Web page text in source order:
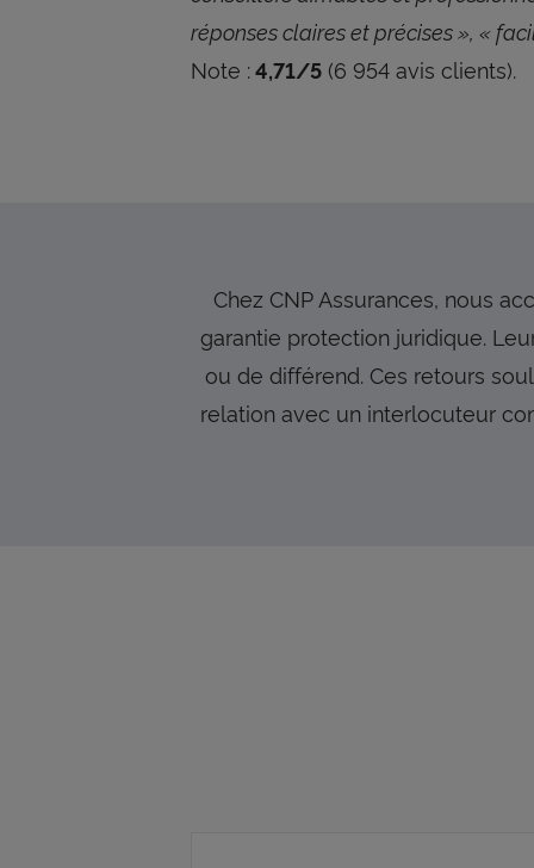
réponses claires et précises », «
Note :4,71/5 (6 954 avis clients).
Chez CNP Assurances, nous
garantie protection juridique.
ou de différend. Ces retours
relation avec un interlocuteur